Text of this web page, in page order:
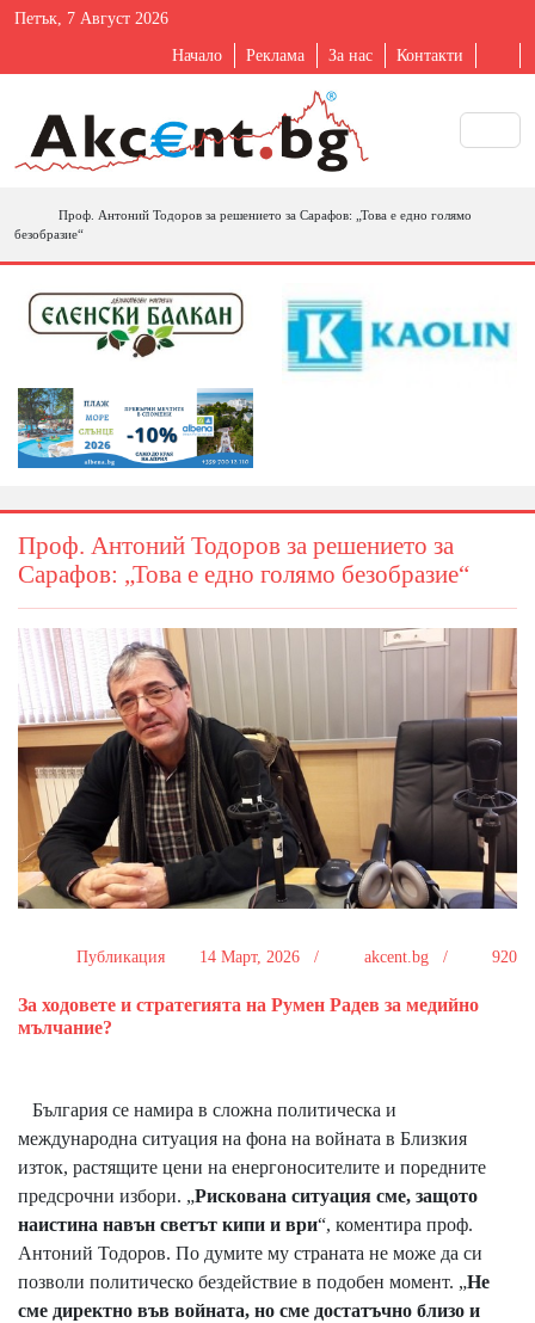
Петък, 7 Август 2026
Начало Реклама За нас Контакти
Проф. Антоний Тодоров за решението за Сарафов: „Това е едно голямо
безобразие“
Проф. Антоний Тодоров за решението за
Сарафов: „Това е едно голямо безобразие“
Публикация 14 Март, 2026 / akcent.bg / 920
За ходовете и стратегията на Румен Радев за медийно
мълчание?
България се намира в сложна политическа и
международна ситуация на фона на войната в Близкия
изток, растящите цени на енергоносителите и поредните
предсрочни избори. „Рискована ситуация сме, защото
наистина навън светът кипи и ври“, коментира проф.
Антоний Тодоров. По думите му страната не може да си
позволи политическо бездействие в подобен момент. „Не
сме директно във войната, но сме достатъчно близо и